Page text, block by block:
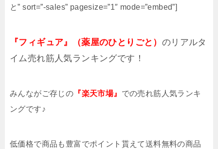
と” sort=”-sales” pagesize=”1″ mode=”embed”]
『フィギュア』（薬屋のひとりごと） のリアルタ
イム売れ筋人気ランキングです！
みんながご存じの 『楽天市場』 での売れ筋人気ランキ
ングです♪
低価格で商品も豊富でポイント貰えて送料無料の商品